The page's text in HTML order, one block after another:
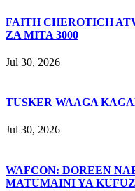
FAITH CHEROTICH
ZA MITA 3000
Jul 30, 2026
TUSKER WAAGA
Jul 30, 2026
WAFCON: DOREEN
MATUMAINI YA